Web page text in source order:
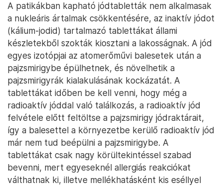
A patikákban kapható jódtabletták nem alkalmasak
a nukleáris ártalmak csökkentésére, az inaktív jódot
(kálium-jodid) tartalmazó tablettákat állami
készletekből szokták kiosztani a lakosságnak. A jód
egyes izotópjai az atomerőművi balesetek után a
pajzsmirigybe épülhetnek, és növelhetik a
pajzsmirigyrák kialakulásának kockázatát. A
tablettákat időben be kell venni, hogy még a
radioaktív jóddal való találkozás, a radioaktív jód
felvétele előtt feltöltse a pajzsmirigy jódraktárait,
így a balesettel a környezetbe kerülő radioaktív jód
már nem tud beépülni a pajzsmirigybe. A
tablettákat csak nagy körültekintéssel szabad
bevenni, mert egyeseknél allergiás reakciókat
válthatnak ki, illetve mellékhatásként kis eséllyel